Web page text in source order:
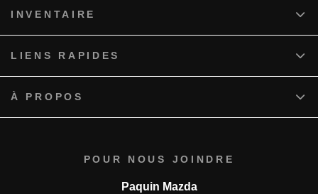
POUR NOUS JOINDRE
Paquin Mazda
INVENTAIRE
LIENS RAPIDES
À PROPOS